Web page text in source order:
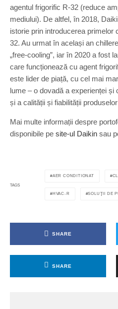
agentul frigorific R-32 (reduce
mediului). De altfel, în 2018,
istorie prin introducerea primelor
32. Au urmat în același an
„free-cooling”, iar în 2020 a fost
care funcționează cu agent
este lider de piață, cu cel mai
lume – o dovadă a experienței
și a calității și fiabilității
Mai multe informații despre
disponibile pe site-ul Daikin sau
TAGS
AER CONDITIONAT
HVAC-R SOLUŢII DE
SHARE
SHARE